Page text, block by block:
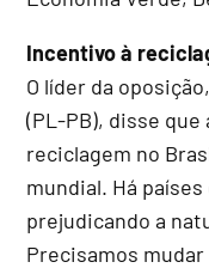
Incentivo à
O líder da
(PL-PB), disse
reciclagem no
mundial. Há
prejudicando a
Precisamos